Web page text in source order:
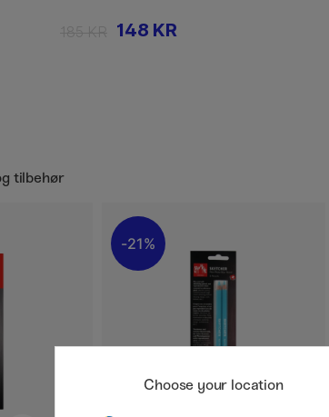
148 KR
tilbehør
21%
Choose your location